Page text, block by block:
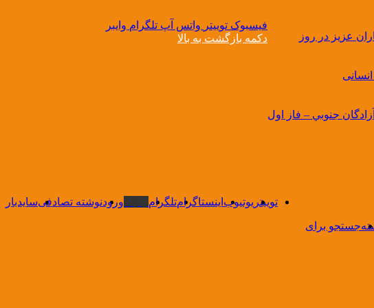
عزیز در روز
جنوبي – فاز اول
سایدبارنوشته تصادفیورود تلگراماینستاگرام یوتیوب توییتر
جستجو برای
فیسبوک توییتر واتس آپ تلگرام وایبر
دکمه بازگشت به بالا